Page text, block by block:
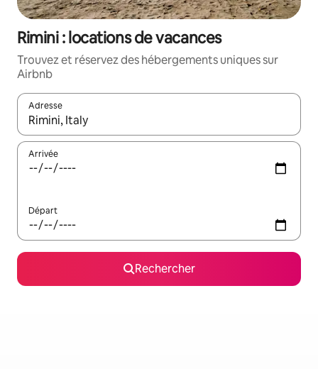
Rimini : locations de vacances
Trouvez et réservez des hébergements uniques sur
Airbnb
Adresse
Lorsque les résultats s'affichent, utilisez les flèches vers le
Arrivée
Départ
Rechercher